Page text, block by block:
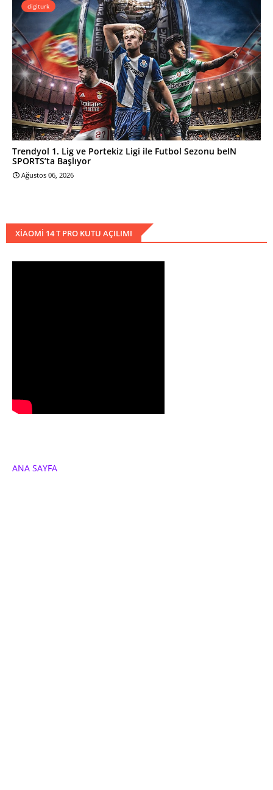
digiturk
Trendyol 1. Lig ve Portekiz Ligi ile Futbol Sezonu beIN
SPORTS’ta Başlıyor
Ağustos 06, 2026
XIAOMI 14 T PRO KUTU AÇILIMI
ANA SAYFA